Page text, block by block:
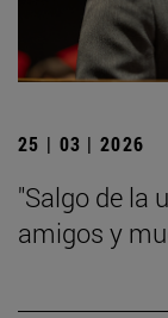
25 | 03 | 2026
"Salgo de la
amigos y